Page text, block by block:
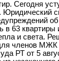
Сегодня
в 63
и света.
членов МЖК
РТ от 5